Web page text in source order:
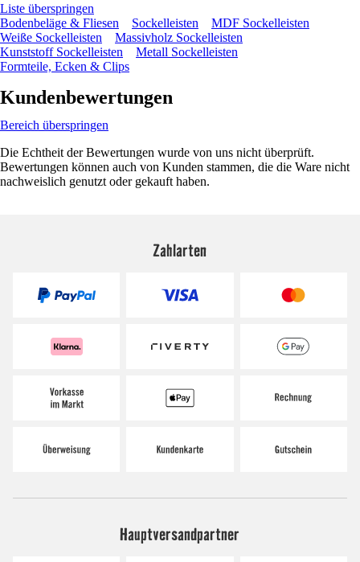
Liste überspringen
Bodenbeläge & Fliesen
Sockelleisten
MDF Sockelleisten
Weiße Sockelleisten
Massivholz Sockelleisten
Kunststoff Sockelleisten
Metall Sockelleisten
Formteile, Ecken & Clips
Kundenbewertungen
Bereich überspringen
Die Echtheit der Bewertungen wurde von uns nicht überprüft.
Bewertungen können auch von Kunden stammen, die die Ware nicht
nachweislich genutzt oder gekauft haben.
Zahlarten
Hauptversandpartner